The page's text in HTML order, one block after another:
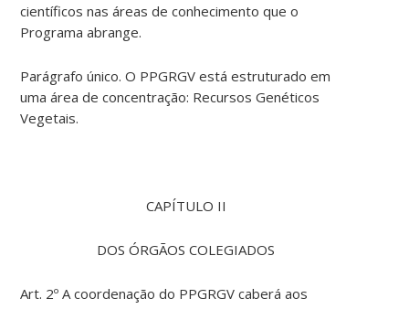
científicos nas áreas de conhecimento que o
Programa abrange.
Parágrafo único. O PPGRGV está estruturado em
uma área de concentração: Recursos Genéticos
Vegetais.
CAPÍTULO II
DOS ÓRGÃOS COLEGIADOS
Art. 2º A coordenação do PPGRGV caberá aos